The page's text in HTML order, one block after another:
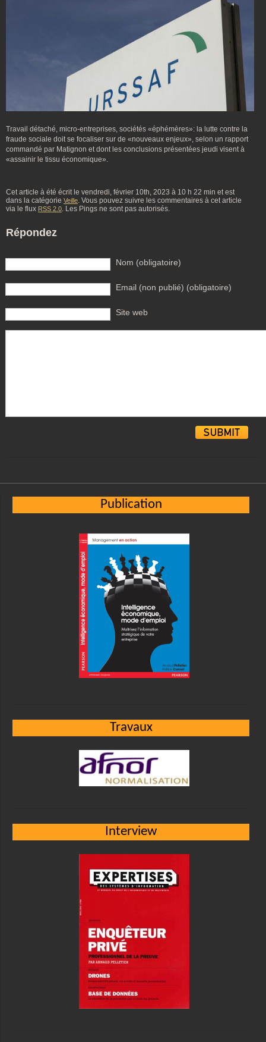
Travail détaché, micro-entreprises, sociétés «éphémères»: la lutte contre la
fraude sociale doit se focaliser sur de «nouveaux enjeux», selon un rapport
commandé par Matignon et dont les conclusions présentées jeudi visent à
«assainir le tissu économique».
Cet article à été écrit le vendredi, février 10th, 2023 à 10 h 22 min et est
dans la catégorie Veille. Vous pouvez suivre les commentaires à cet article
via le flux RSS 2.0. Les Pings ne sont pas autorisés.
Répondez
Nom (obligatoire)
Email (non publié) (obligatoire)
Site web
Publication
Travaux
Interview